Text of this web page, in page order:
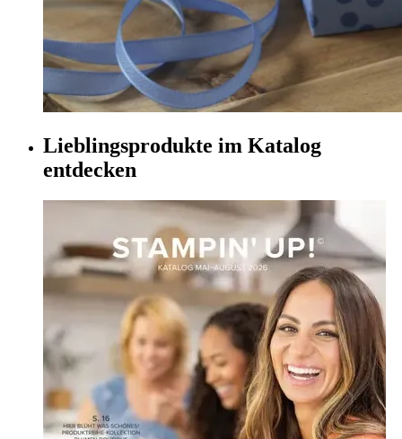
Lieblingsprodukte im Katalog
entdecken